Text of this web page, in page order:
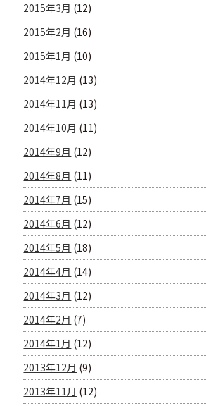
2015年3月 (12)
2015年2月 (16)
2015年1月 (10)
2014年12月 (13)
2014年11月 (13)
2014年10月 (11)
2014年9月 (12)
2014年8月 (11)
2014年7月 (15)
2014年6月 (12)
2014年5月 (18)
2014年4月 (14)
2014年3月 (12)
2014年2月 (7)
2014年1月 (12)
2013年12月 (9)
2013年11月 (12)